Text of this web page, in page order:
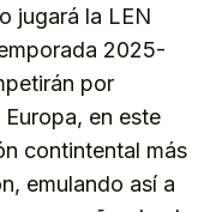
jugará la LEN
2025-
por
en este
contintental más
emulando así a